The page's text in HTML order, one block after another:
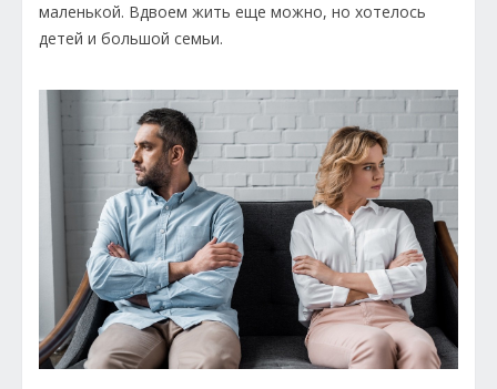
маленькой. Вдвоем жить еще можно, но хотелось
детей и большой семьи.